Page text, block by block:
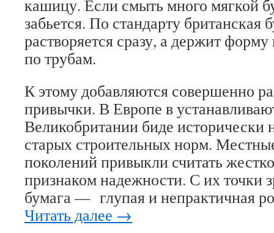
кашицу. Если смыть много мягкой
забьется. По стандарту британская
растворяется сразу, а держит
по трубам.
К этому добавляются совершенно
привычки. В Европе в
Великобритании биде исторически
старых строительных норм.
поколений привыкли считать
признаком надежности. С их точки
бумага — глупая и непрактичная
Читать далее →